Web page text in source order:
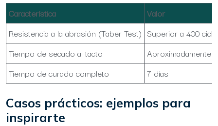
Característica
Valor
Resistencia a la abrasión (Taber Test) Superior a 400
Tiempo de secado al tacto
Aproximadamente
Tiempo de curado completo
7 días
Casos prácticos: ejemplos para
inspirarte